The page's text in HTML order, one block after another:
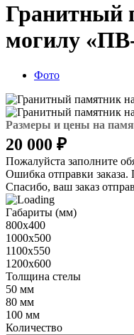
Гранитный
могилу
Фото
Размеры и цены на
20 000 ₽
Пожалуйста заполните
Ошибка отправки заказа.
Спасибо, ваш заказ
Габариты (мм)
800х400
1000х500
1100х550
1200х600
Толщина стелы
50 мм
80 мм
100 мм
Количество